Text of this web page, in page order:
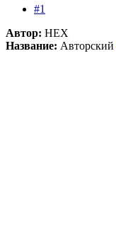
#1
Автор: HEX
Название: Авторский